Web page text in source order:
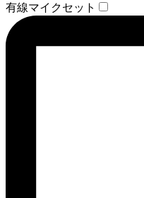
有線マイクセット